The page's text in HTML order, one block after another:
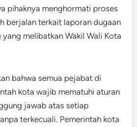
pihaknya menghormati proses
berjalan terkait laporan dugaan
melibatkan Wakil Wali Kota
bahwa semua pejabat di
kota wajib mematuhi aturan
jawab atas setiap
terkecuali. Pemerintah kota